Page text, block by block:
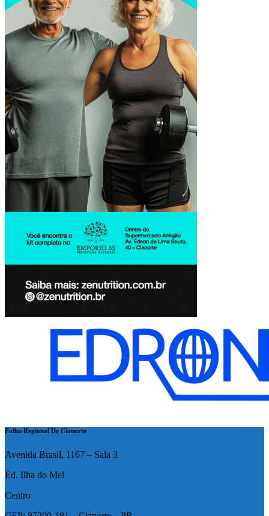
Folha Regional De Cianorte
Avenida Brasil, 1167 – Sala 3
Ed. Ilha do Mel
Centro